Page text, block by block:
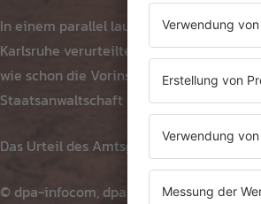
In einem parallel laufenden
Karlsruhe verurteilte sie im
wie schon die Vorinstanz - der
Staatsanwaltschaft betrug die
Das Urteil des Amtsgerichts Kehl ist
© dpa-infocom, dpa:260603-930-